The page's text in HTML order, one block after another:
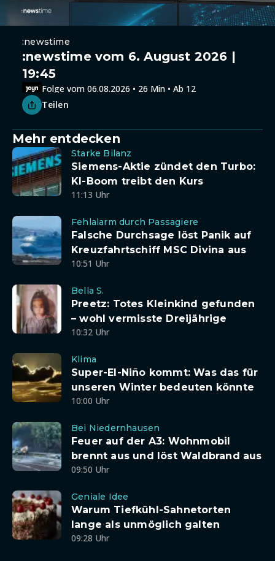
:newstime
:newstime vom 6. August 2026 |
19:45
Folge vom 06.08.2026 • 26 Min • Ab 12
Teilen
Mehr entdecken
Starke Bilanz
Siemens-Aktie zündet den Turbo:
KI-Boom treibt den Kurs
11:13 Uhr
Fehlalarm durch Passagiere
Falsche Durchsage löst Panik auf
Kreuzfahrtschiff MSC Divina aus
10:51 Uhr
Bella S.
Preetz: Totes Kleinkind gefunden
– wohl vermisste Dreijährige
10:32 Uhr
Klima
Super-El-Niño kommt: Was das für
unseren Winter bedeuten könnte
10:00 Uhr
Bei Niedernhausen
Feuer auf der A3: Wohnmobil
brennt aus und löst Waldbrand aus
09:50 Uhr
Geniale Idee
Warum Tiefkühl-Sahnetorten
lange als unmöglich galten
09:28 Uhr